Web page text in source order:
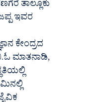
ತಾಲ್ಲೂಕು
ಇವರ
ಕೇಂದ್ರದ
ಮಾತನಾಡಿ,